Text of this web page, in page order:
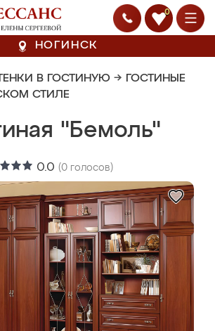
0
НОГИНСК
В ГОСТИНУЮ → ГОСТИНЫЕ
СТИЛЕ
"Бемоль"
0.0 (0 голосов)